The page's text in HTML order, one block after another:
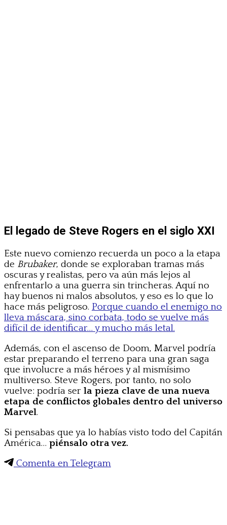
El legado de Steve Rogers en el siglo XXI
Este nuevo comienzo recuerda un poco a la etapa
de Brubaker, donde se exploraban tramas más
oscuras y realistas, pero va aún más lejos al
enfrentarlo a una guerra sin trincheras. Aquí no
hay buenos ni malos absolutos, y eso es lo que lo
hace más peligroso. Porque cuando el enemigo no
lleva máscara, sino corbata, todo se vuelve más
difícil de identificar… y mucho más letal.
Además, con el ascenso de Doom, Marvel podría
estar preparando el terreno para una gran saga
que involucre a más héroes y al mismísimo
multiverso. Steve Rogers, por tanto, no solo
vuelve: podría ser la pieza clave de una nueva
etapa de conflictos globales dentro del universo
Marvel.
Si pensabas que ya lo habías visto todo del Capitán
América… piénsalo otra vez.
Comenta en Telegram